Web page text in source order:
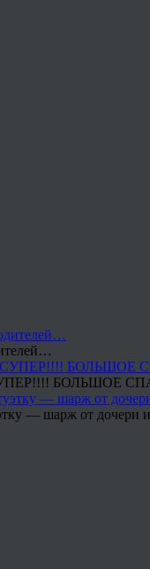
БОЛЬШОЕ
— шарж от дочери